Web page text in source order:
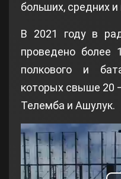
больших, средних
В 2021 году в
проведено более
полкового и
которых свыше 20
Телемба и Ашулук.